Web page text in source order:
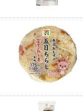
チケット
プリペイドサービス
スポーツ振興くじ
各種料金のお支払い
スマホプリペイド
レジでApple Account
CNプレイガイド
国内店舗数
売上高、店舗数推移
セブン‐イレブンの海外
サステナビリティニュ
サステナビリティレポ
English (Services)
中文[繁體字](服務)
简体中文(服务)
한국어(서비스)
ภาษาไทย(บริการ)